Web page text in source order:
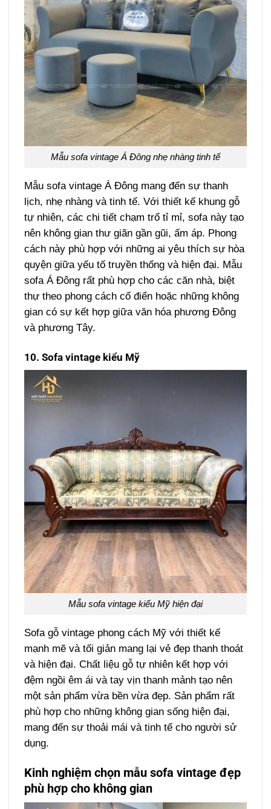
Mẫu sofa vintage Á Đông nhẹ nhàng tinh tế
Mẫu sofa vintage Á Đông mang đến sự thanh
lịch, nhẹ nhàng và tinh tế. Với thiết kế khung gỗ
tự nhiên, các chi tiết chạm trổ tỉ mỉ, sofa này tạo
nên không gian thư giãn gần gũi, ấm áp. Phong
cách này phù hợp với những ai yêu thích sự hòa
quyện giữa yếu tố truyền thống và hiện đại. Mẫu
sofa Á Đông rất phù hợp cho các căn nhà, biệt
thự theo phong cách cổ điển hoặc những không
gian có sự kết hợp giữa văn hóa phương Đông
và phương Tây.
10. Sofa vintage kiểu Mỹ
Mẫu sofa vintage kiểu Mỹ hiện đại
Sofa gỗ vintage phong cách Mỹ với thiết kế
mạnh mẽ và tối giản mang lại vẻ đẹp thanh thoát
và hiện đại. Chất liệu gỗ tự nhiên kết hợp với
đệm ngồi êm ái và tay vịn thanh mảnh tạo nên
một sản phẩm vừa bền vừa đẹp. Sản phẩm rất
phù hợp cho những không gian sống hiện đại,
mang đến sự thoải mái và tinh tế cho người sử
dụng.
Kinh nghiệm chọn mẫu sofa vintage đẹp
phù hợp cho không gian